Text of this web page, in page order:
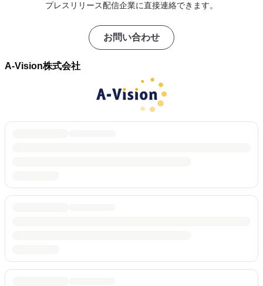
プレスリリース配信企業に直接連絡できます。
お問い合わせ
A-Vision株式会社